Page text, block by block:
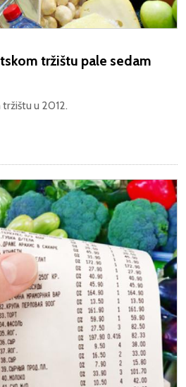
tržištu pale sedam
u 2012.